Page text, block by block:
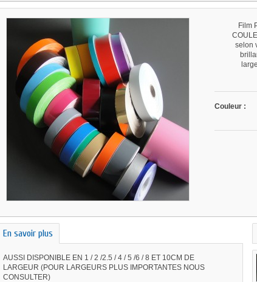
Film
selon
Couleur :
En savoir plus
AUSSI DISPONIBLE EN 1 / 2 /2.5 / 4 / 5 /6 / 8 ET 10CM DE
LARGEUR (POUR LARGEURS PLUS IMPORTANTES NOUS
CONSULTER)